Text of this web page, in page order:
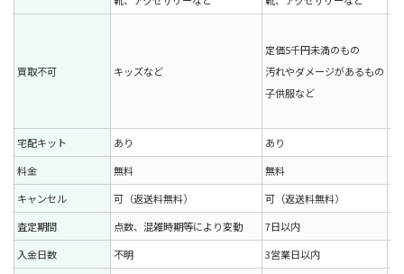
買取不可 キッズなど
定価5千円未満のもの
汚れやダメージがあるもの
子供服など
宅配キット
あり あり
料金
無料 無料
キャンセル
可（返送料無料） 可（返送料無料）
査定期間
点数、混雑時期等により変動 7日以内
入金日数
不明 3営業日以内